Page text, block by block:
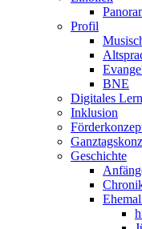
Profil
BNE
Digitales
Inklusion
Geschichte